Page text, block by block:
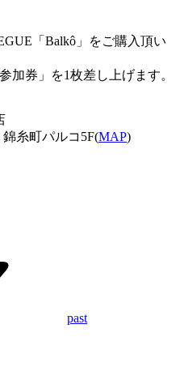
「Balkô」をご購入頂い
加券」を1枚差し上げます。
糸町パルコ5F(MAP)
past